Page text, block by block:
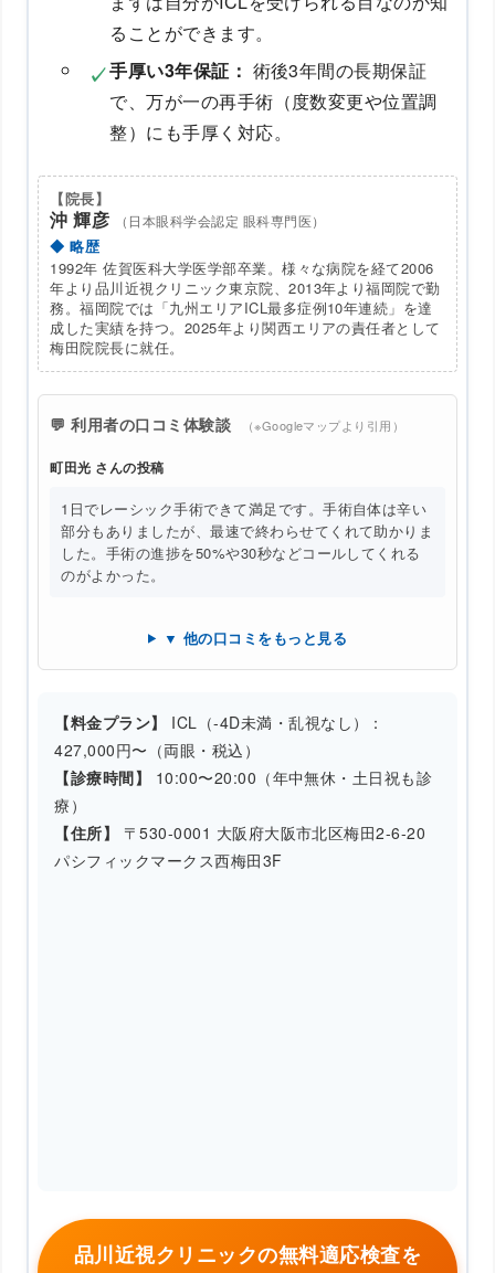
ることができます。
手厚い3年保証： 術後3年間の長期保証
で、万が一の再手術（度数変更や位置調
整）にも手厚く対応。
【院長】
沖 輝彦 （日本眼科学会認定 眼科専門医）
◆ 略歴
1992年 佐賀医科大学医学部卒業。様々な病院を経て2006
年より品川近視クリニック東京院、2013年より福岡院で勤
務。福岡院では「九州エリアICL最多症例10年連続」を達
成した実績を持つ。2025年より関西エリアの責任者として
梅田院院長に就任。
💬 利用者の口コミ体験談 （※Googleマップより引用）
町田光 さんの投稿
1日でレーシック手術できて満足です。手術自体は辛い
部分もありましたが、最速で終わらせてくれて助かりま
した。手術の進捗を50%や30秒などコールしてくれる
のがよかった。
▼ 他の口コミをもっと見る
【料金プラン】
ICL（-4D未満・乱視なし）：
427,000円〜（両眼・税込）
【診療時間】
10:00〜20:00（年中無休・土日祝も診
療）
【住所】
〒530-0001 大阪府大阪市北区梅田2-6-20
パシフィックマークス西梅田3F
品川近視クリニックの無料適応検査を